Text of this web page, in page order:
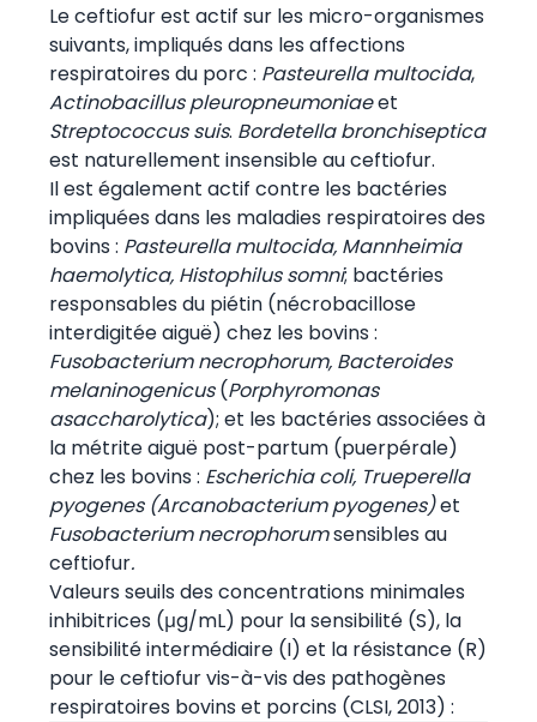
Le ceftiofur est actif sur les micro-organismes
suivants, impliqués dans les affections
respiratoires du porc : Pasteurella multocida,
Actinobacillus pleuropneumoniaeet
Streptococcus suis. Bordetella bronchiseptica
est naturellement insensible au ceftiofur.
Il est également actif contre les bactéries
impliquées dans les maladies respiratoires des
bovins : Pasteurella multocida, Mannheimia
haemolytica, Histophilus somni; bactéries
responsables du piétin (nécrobacillose
interdigitée aiguë) chez les bovins :
Fusobacterium necrophorum, Bacteroides
melaninogenicus(Porphyromonas
asaccharolytica); et les bactéries associées à
la métrite aiguë post-partum (puerpérale)
chez les bovins : Escherichia coli, Trueperella
pyogenes (Arcanobacterium pyogenes)et
Fusobacterium necrophorumsensibles au
ceftiofur.
Valeurs seuils des concentrations minimales
inhibitrices (μg/mL) pour la sensibilité (S), la
sensibilité intermédiaire (I) et la résistance (R)
pour le ceftiofur vis-à-vis des pathogènes
respiratoires bovins et porcins (CLSI, 2013) :